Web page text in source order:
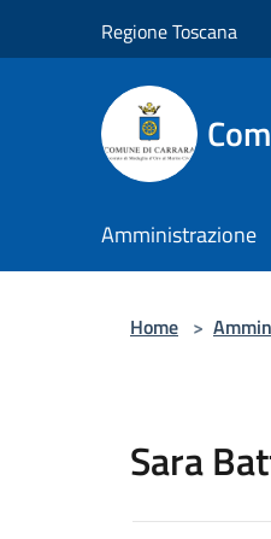
Regione Toscana
Amministrazione
Home >
Sara